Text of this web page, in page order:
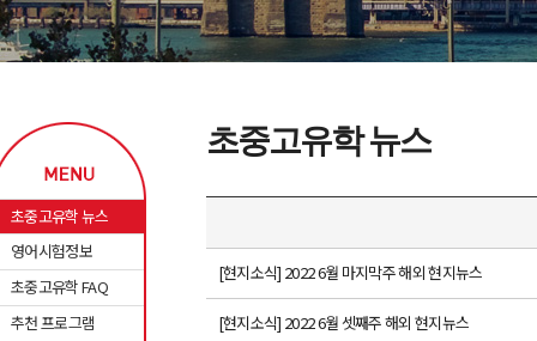
초중고유학 뉴스
[현지소식] 2022 6월 마지막주 해외 현지뉴스
[현지소식] 2022 6월 셋째주 해외 현지뉴스
초중고유학 뉴스
영어시험정보
초중고유학 FAQ
추천 프로그램